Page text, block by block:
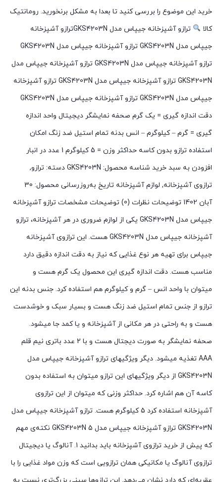
خرید این موضوع را بررسی کنید تا بعدا به مشکل برنخورید. رومانتیک
کالا
ترازو آشپزخانه جیپاس مدل GKS4203Nترازو آشپزخانه
جیپاس مدل GKS4203N ترازو آشپزخانه جیپاس مدل GKS4203N
ترازو آشپزخانه جیپاس مدل GKS4203N ترازو آشپزخانه جیپاس مدل
GKS4203N ترازو آشپزخانه جیپاس مدل GKS4203N ترازو آشپزخانه
دقت اندازه گیری = یک گرم صحفه نمایشگر دیجیتال واحد اندازه
گیری = گرم – کیلوگرم – انس بدنه تمام استیل ضد زنگ امکان
استفاده ترازو بدون کاسه حداکثر وزن = 5 کیلوگرم 1 عدد در انبار
افزودن به سبد خرید شناسه محصول: GKS4203N دسته: ترازو,
ترازوی آشپزخانه, لوازم آشپزخانه تاریخ به‌روزرسانی محصول: 30
آبان 1402 توضیحات نظرات (0) توضیحات مشخصات ترازو آشپزخانه
جیپاس مدل GKS4203N یکی از لوازم ضروری در هر آشپزخانه، ترازو
آشپزخانه جیپاس مدل GKS4203N هست. این ترازوی آشپزخانه
جیپاس برای تهیه هر نوع غذایی که نیاز به دقت اندازه دقیق دارد
مناسب هست. دقت اندازه گیری این محصول یک گرم هست و
میتوان با واحد انس – گرم و کیلوگرم هم استفاده کرد. جنس بدنه این
ترازو از جنس تمام استیل ضد زنگ هست و بسیار سبک و خوشدست
هست و به راحتی در هر مکانی از آشپزخانه و یا کمد جا میشود.
صحفه نمایشگر به صورت دیجتال هست و با 2 عدد باتری نیم قلم
AAA تغذیه میشود. دیگر ویژگیهای ترازو آشپزخانه جیپاس مدل
GKS4203N از دیگر ویژگیهای این ترازو میتوان به استفاده بدون
کاسه آن هم اشاره کرد. حداکثر وزنی که میتوان از این ترازوی
آشپزخانه استفاده کرد 5 کیلوگرم هست. ترازو آشپزخانه جیپاس مدل
GKS4203N ترازو آشپزخانه جیپاس مدل GKS4203N 5 نکته‌ی مهم
که پیش از خرید ترازوی آشپزخانه باید بدانید 1. آنالوگ یا دیجیتال
ترازوی آنالوگ یا مکانیکی همان ترازویی است که وزن مواد غذایی را با